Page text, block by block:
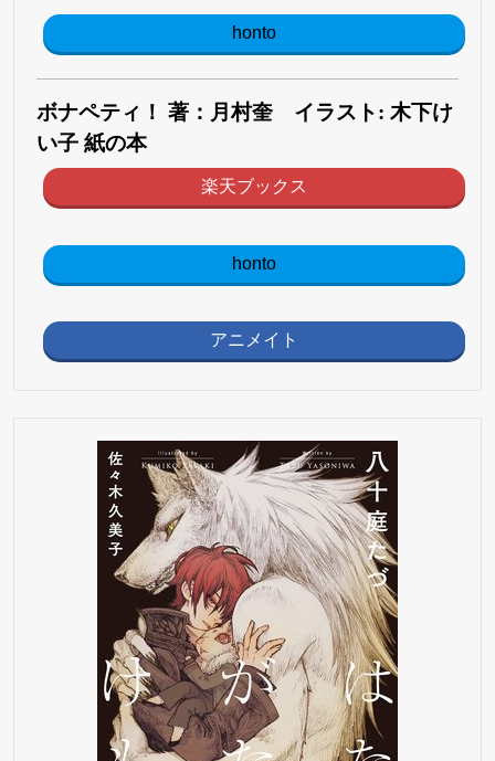
honto
ボナペティ！ 著：月村奎 イラスト: 木下け
い子 紙の本
楽天ブックス
honto
アニメイト